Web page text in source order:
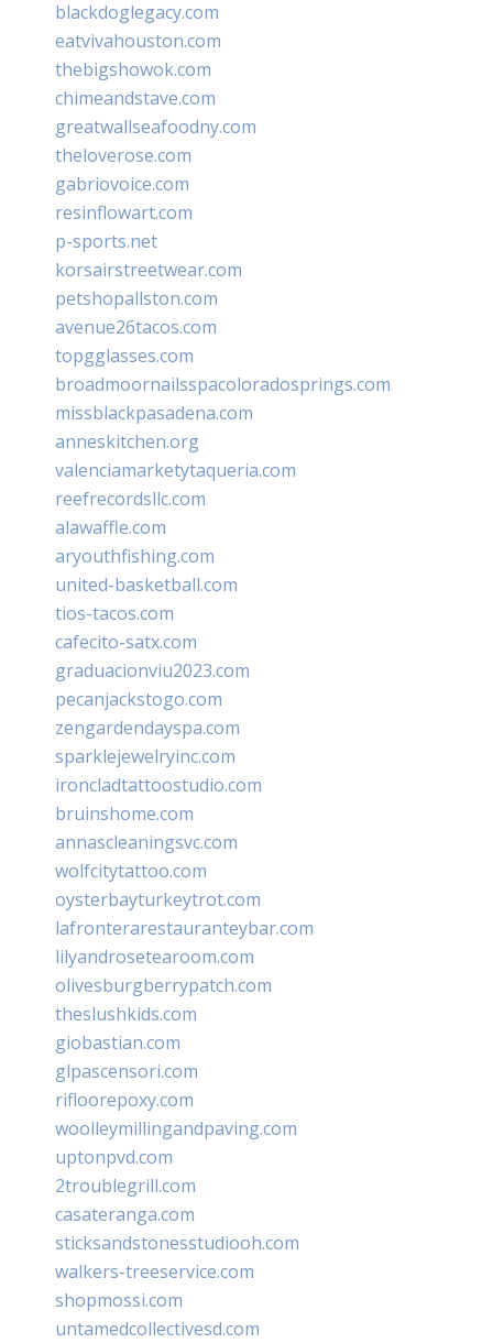
blackdoglegacy.com
eatvivahouston.com
thebigshowok.com
chimeandstave.com
greatwallseafoodny.com
theloverose.com
gabriovoice.com
resinflowart.com
p-sports.net
korsairstreetwear.com
petshopallston.com
avenue26tacos.com
topgglasses.com
broadmoornailsspacoloradosprings.com
missblackpasadena.com
anneskitchen.org
valenciamarketytaqueria.com
reefrecordsllc.com
alawaffle.com
aryouthfishing.com
united-basketball.com
tios-tacos.com
cafecito-satx.com
graduacionviu2023.com
pecanjackstogo.com
zengardendayspa.com
sparklejewelryinc.com
ironcladtattoostudio.com
bruinshome.com
annascleaningsvc.com
wolfcitytattoo.com
oysterbayturkeytrot.com
lafronterarestauranteybar.com
lilyandrosetearoom.com
olivesburgberrypatch.com
theslushkids.com
giobastian.com
glpascensori.com
rifloorepoxy.com
woolleymillingandpaving.com
uptonpvd.com
2troublegrill.com
casateranga.com
sticksandstonesstudiooh.com
walkers-treeservice.com
shopmossi.com
untamedcollectivesd.com